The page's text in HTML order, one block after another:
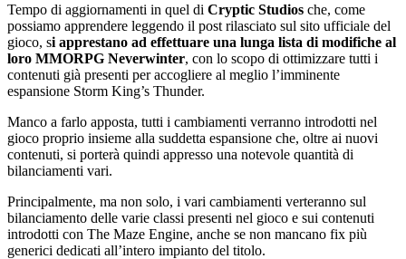
Tempo di aggiornamenti in quel di Cryptic Studios che, come
possiamo apprendere leggendo il post rilasciato sul sito ufficiale del
gioco, si apprestano ad effettuare una lunga lista di modifiche al
loro MMORPG Neverwinter, con lo scopo di ottimizzare tutti i
contenuti già presenti per accogliere al meglio l’imminente
espansione Storm King’s Thunder.
Manco a farlo apposta, tutti i cambiamenti verranno introdotti nel
gioco proprio insieme alla suddetta espansione che, oltre ai nuovi
contenuti, si porterà quindi appresso una notevole quantità di
bilanciamenti vari.
Principalmente, ma non solo, i vari cambiamenti verteranno sul
bilanciamento delle varie classi presenti nel gioco e sui contenuti
introdotti con The Maze Engine, anche se non mancano fix più
generici dedicati all’intero impianto del titolo.